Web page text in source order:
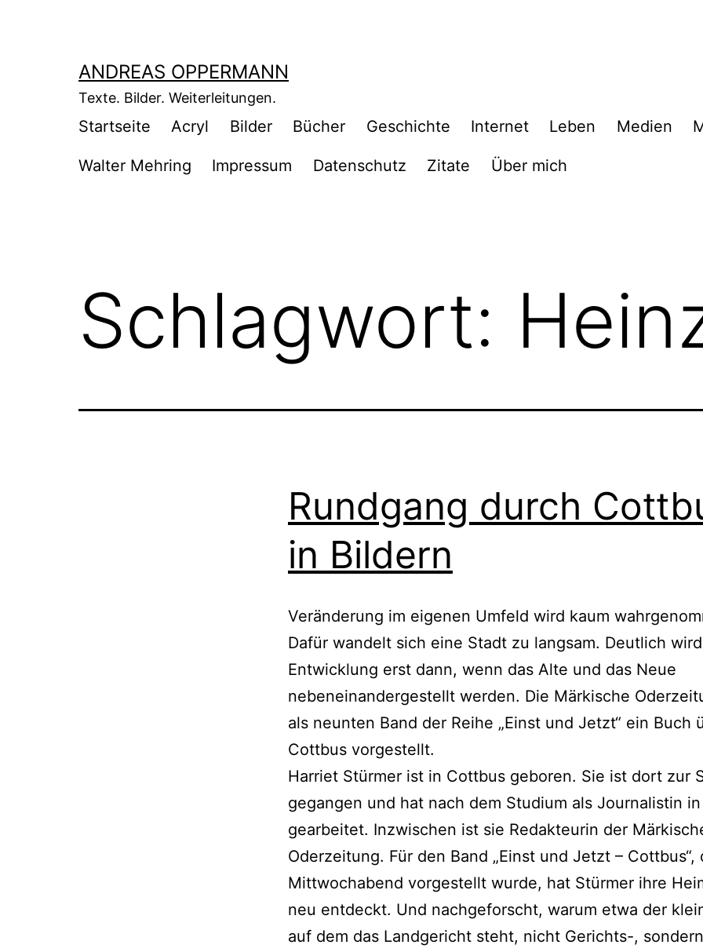
ANDREAS OPPERMANN
Texte. Bilder. Weiterleitungen.
Startseite Acryl Bilder Bücher Geschichte Internet Leben Medien
Walter Mehring Impressum Datenschutz Zitate Über mich
Schlagwort:
Rundgang durch
in Bildern
Veränderung im eigenen Umfeld wird kaum
Dafür wandelt sich eine Stadt zu langsam. Deutlich
Entwicklung erst dann, wenn das Alte und das Neue
nebeneinandergestellt werden. Die Märkische
als neunten Band der Reihe „Einst und Jetzt“ ein Buch
Cottbus vorgestellt.
Harriet Stürmer ist in Cottbus geboren. Sie ist dort zur
gegangen und hat nach dem Studium als Journalistin
gearbeitet. Inzwischen ist sie Redakteurin der
Oderzeitung. Für den Band „Einst und Jetzt – Cottbus“,
Mittwochabend vorgestellt wurde, hat Stürmer ihre
neu entdeckt. Und nachgeforscht, warum etwa der
auf dem das Landgericht steht, nicht Gerichts-, sondern